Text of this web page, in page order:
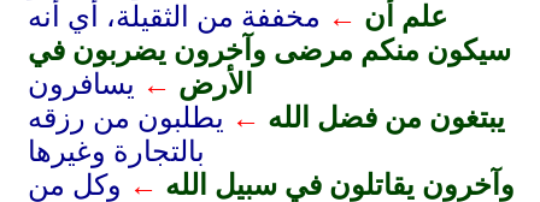
علم أن ← مخففة من الثقيلة، أي أنه
سيكون منكم مرضى وآخرون يضربون في
الأرض ← يسافرون
يبتغون من فضل الله ← يطلبون من رزقه
بالتجارة وغيرها
وآخرون يقاتلون في سبيل الله ← وكل من